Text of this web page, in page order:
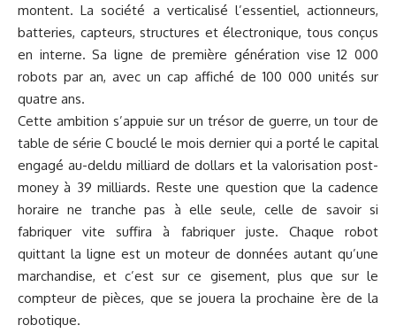
montent. La société a verticalisé l’essentiel, actionneurs,
batteries, capteurs, structures et électronique, tous conçus
en interne. Sa ligne de première génération vise 12 000
robots par an, avec un cap affiché de 100 000 unités sur
quatre ans.
Cette ambition s’appuie sur un trésor de guerre, un tour de
table de série C bouclé le mois dernier qui a porté le capital
engagé au-deldu milliard de dollars et la valorisation post-
money à 39 milliards. Reste une question que la cadence
horaire ne tranche pas à elle seule, celle de savoir si
fabriquer vite suffira à fabriquer juste. Chaque robot
quittant la ligne est un moteur de données autant qu’une
marchandise, et c’est sur ce gisement, plus que sur le
compteur de pièces, que se jouera la prochaine ère de la
robotique.